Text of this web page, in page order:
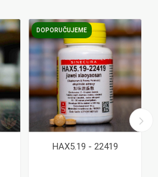
DOPORUČUJEME
HAX5.19 - 22419